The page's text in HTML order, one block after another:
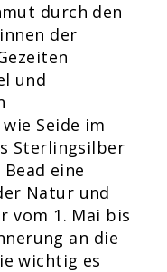
durch den
der
und
Seide im
Sterlingsilber
eine
Natur und
vom 1. Mai bis
an die
wichtig es